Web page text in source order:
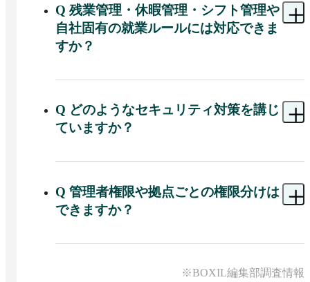
PCログイン連携、セコム入退室管理システム連
携、アルコールチェック連携などの多様な打刻方
法に対応しています。
Q 残業管理・休暇管理・シフト管理や
自社固有の就業ルールには対応できま
すか？
A セコムあんしん勤怠管理サービス KING OF
ール（シフト）管理・申請承認機能を備え、遅刻
回数や残業時間などの条件に応じたアラート設定
も可能で、各企業の就業ルールに柔軟に対応でき
Q どのようなセキュリティ対策を講じ
ていますか？
A セコムあんしん勤怠管理サービス KING OF
限、SQLインジェクションやクロスサイトスクリ
プティング対策、ブルートフォース攻撃対策な
ど、Webアプリケーションとインフラ両面でのセ
Q 管理者権限や拠点ごとの権限分けは
できますか？
A 可能です。正社員・アルバイト・パート・部
限をもつ管理者は操作履歴の確認も行えます。
※BOXIL編集部調査情報